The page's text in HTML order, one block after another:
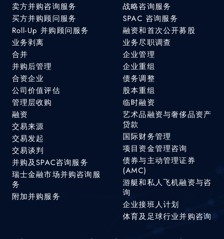
卖方并购咨询服务
买方并购顾问服务
Roll-Up 并购顾问服务
业务剥离
合并
并购后管理
合资企业
公司价值评估
管理层收购
融资
交易来源
交易发起
交易谈判
并购及SPAC咨询服务
瑞士金融市场并购咨询服
务
附加并购服务
战略咨询服务
SPAC 咨询服务
融资和首次公开募股
业务尽职调查
企业管理
企业重组
债务调整
股本重组
临时融资
艺术品融资与奢侈品资产
贷款
国际财务管理
项目资金管理咨询
债券与主动管理证券
(AMC)
游艇和私人飞机融资与咨
询
企业接班人计划
体育及足球行业并购咨询